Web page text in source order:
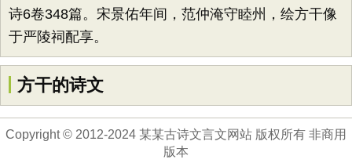
诗6卷348篇。宋景佑年间，范仲淹守睦州，绘方干像
于严陵祠配享。
方干的诗文
Copyright © 2012-2024 某某古诗文言文网站 版权所有 非商用
版本